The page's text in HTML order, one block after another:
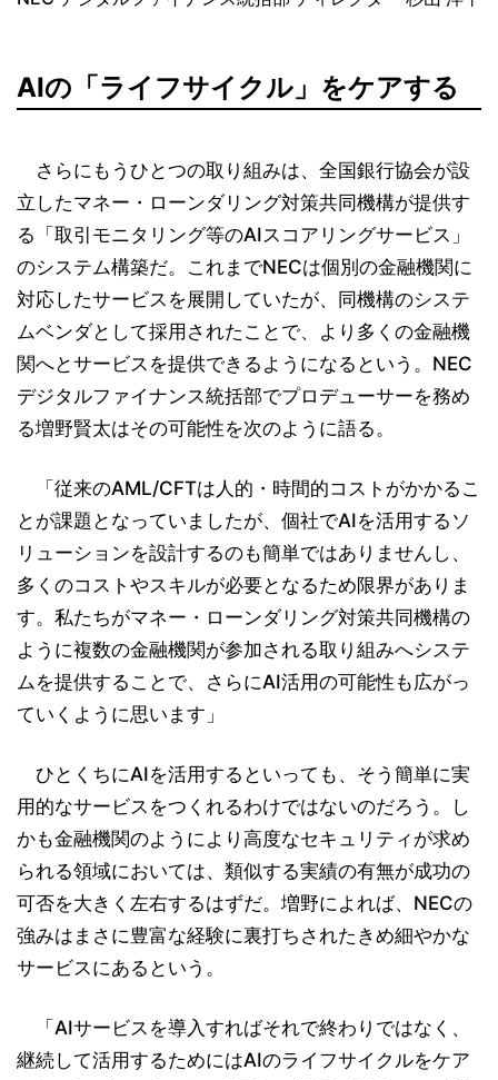
AIの「ライフサイクル」をケアする
さらにもうひとつの取り組みは、全国銀行協会が設
立したマネー・ローンダリング対策共同機構が提供す
る「取引モニタリング等のAIスコアリングサービス」
のシステム構築だ。これまでNECは個別の金融機関に
対応したサービスを展開していたが、同機構のシステ
ムベンダとして採用されたことで、より多くの金融機
関へとサービスを提供できるようになるという。NEC
デジタルファイナンス統括部でプロデューサーを務め
る増野賢太はその可能性を次のように語る。
「従来のAML/CFTは人的・時間的コストがかかるこ
とが課題となっていましたが、個社でAIを活用するソ
リューションを設計するのも簡単ではありませんし、
多くのコストやスキルが必要となるため限界がありま
す。私たちがマネー・ローンダリング対策共同機構の
ように複数の金融機関が参加される取り組みへシステ
ムを提供することで、さらにAI活用の可能性も広がっ
ていくように思います」
ひとくちにAIを活用するといっても、そう簡単に実
用的なサービスをつくれるわけではないのだろう。し
かも金融機関のようにより高度なセキュリティが求め
られる領域においては、類似する実績の有無が成功の
可否を大きく左右するはずだ。増野によれば、NECの
強みはまさに豊富な経験に裏打ちされたきめ細やかな
サービスにあるという。
「AIサービスを導入すればそれで終わりではなく、
継続して活用するためにはAIのライフサイクルをケア